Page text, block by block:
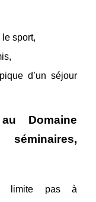
sport,
d’un séjour
Domaine
limite pas à